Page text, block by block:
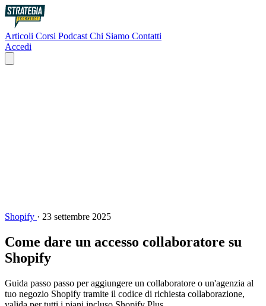
Articoli Corsi Podcast Chi Siamo Contatti
Accedi
Shopify · 23 settembre 2025
Come dare un accesso collaboratore su
Shopify
Guida passo passo per aggiungere un collaboratore o un'agenzia al
tuo negozio Shopify tramite il codice di richiesta collaborazione,